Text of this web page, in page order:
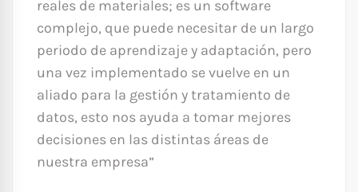
reales de materiales; es un software
complejo, que puede necesitar de un largo
periodo de aprendizaje y adaptación, pero
una vez implementado se vuelve en un
aliado para la gestión y tratamiento de
datos, esto nos ayuda a tomar mejores
decisiones en las distintas áreas de
nuestra empresa”